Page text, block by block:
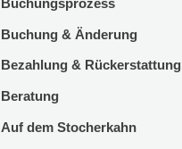
Buchungsprozess
Buchung & Änderung
Bezahlung & Rückerstattung
Beratung
Auf dem Stocherkahn